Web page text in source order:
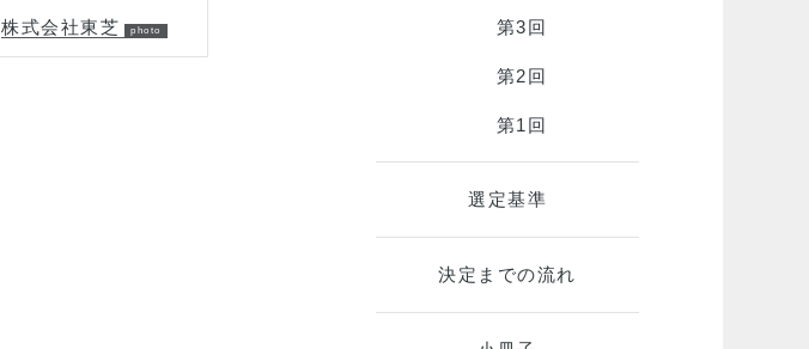
株式会社東芝 第3回
第2回
第1回
選定基準
決定までの流れ